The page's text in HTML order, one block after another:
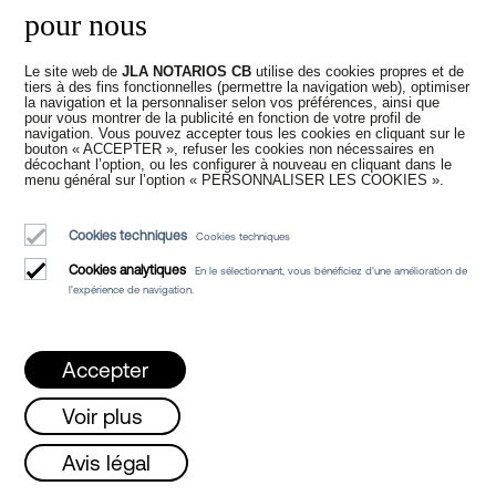
200 €, et le prix d’une police notariale
€.
Ce prix indicatif est calculé pour un
document de contenu habituel avec une
échéance supérieure à 6 mois et sans
caution.
Prendre rendez-vous chez le notaire
Signer une police de
crédit en ligne devant
mercredi et vendredi de 08h à 15h /
pour nous
Le site web deJLA NOTARIOS CB utilise des cookies propres et de
tiers à des fins fonctionnelles (permettre la navigation web), optimiser
la navigation et la personnaliser selon vos préférences, ainsi que
pour vous montrer de la publicité en fonction de votre profil de
navigation. Vous pouvez accepter tous les cookies en cliquant sur le
bouton « ACCEPTER », refuser les cookies non nécessaires en
décochant l’option, ou les configurer à nouveau en cliquant dans le
menu général sur l’option « PERSONNALISER LES COOKIES ».
Cookies techniques Cookies techniques
Cookies analytiques
En le sélectionnant, vous bénéficiez d'une amélioration de
l'expérience de navigation.
Accepter
Voir plus
Avis légal